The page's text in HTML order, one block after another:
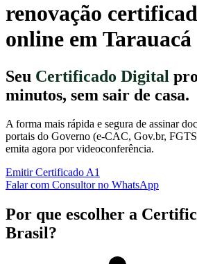
renovação
online em Tarauacá
Seu Certificado Digital
minutos, sem sair de casa.
A forma mais rápida e segura de assinar
portais do Governo (e-CAC, Gov.br,
emita agora por videoconferência.
Emitir Certificado A1
Falar com Consultor no WhatsApp
Por que escolher a
Brasil?